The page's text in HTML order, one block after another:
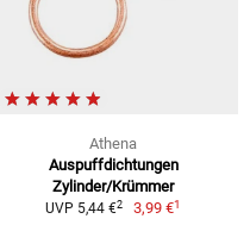
Athena
Auspuffdichtungen
Zylinder/Krümmer
UVP 5,44 €2 3,99 €1